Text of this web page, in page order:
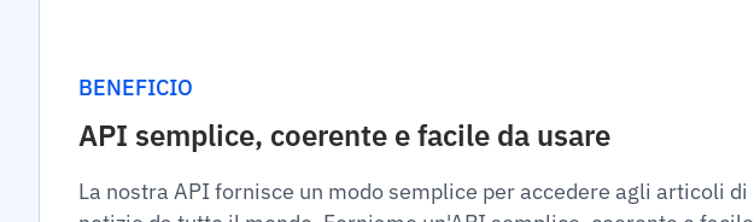
BENEFICIO
API semplice, coerente e facile da usare
La nostra API fornisce un modo semplice per accedere agli articoli di